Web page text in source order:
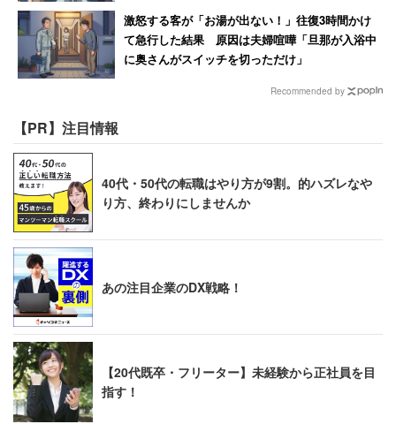
けるので、リスニングやスピーキングの対策にもつながり
ます。
また発達障害の子どもには、視覚優位の場合は動きが活発
や音声が面白いと思うものなどを選ぶと良いでしょう。
子どもの特徴に合わせた動画を見ることで、参考書や授業
は「勉強」という感じがしてやる気が起きない子どもで
も、好きな動画なら勉強に向かえることも多いです。勉強
が苦手な子どもを持つ保護者には「子どもの好きなもの、
相性が良いもので何か良い動画はないか」という視点で探
すことをお勧めします。
これからは学習系動画と対面授業の良いとこ
ろを合わせたハイブリッドな時代
激怒する客が「お湯が出ない！」往復3時間かけ
て急行した結果 原因は夫婦喧嘩「旦那が入浴中
に奥さんがスイッチを切っただけ」
Recommended by
【PR】注目情報
40代・50代の転職はやり方が9割。的ハズレなや
り方、終わりにしませんか
あの注目企業のDX戦略！
【20代既卒・フリーター】未経験から正社員を目
指す！